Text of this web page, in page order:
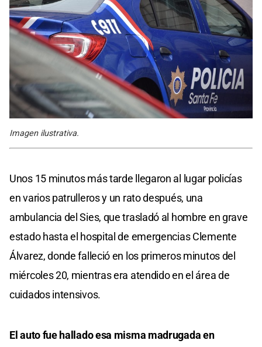
Imagen ilustrativa.
Unos 15 minutos más tarde llegaron al lugar policías
en varios patrulleros y un rato después, una
ambulancia del Sies, que trasladó al hombre en grave
estado hasta el hospital de emergencias Clemente
Álvarez, donde falleció en los primeros minutos del
miércoles 20, mientras era atendido en el área de
cuidados intensivos.
El auto fue hallado esa misma madrugada en